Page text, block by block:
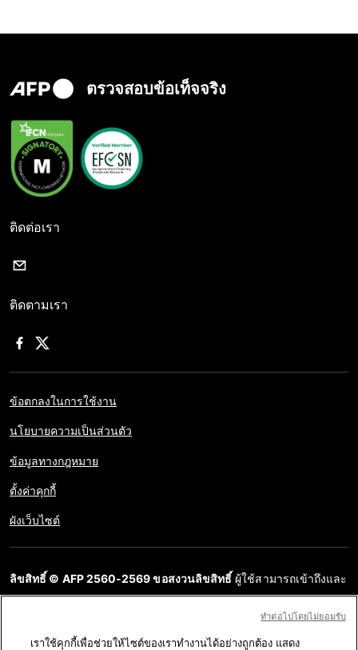
ตรวจสอบข้อเท็จจริง
ติดต่อเรา
ติดตามเรา
ข้อตกลงในการใช้งาน
นโยบายความเป็นส่วนตัว
ข้อมูลทางกฎหมาย
ตั้งค่าคุกกี้
ผังเว็บไซต์
ลิขสิทธิ์ © AFP 2560-2569 ขอสงวนลิขสิทธิ์ ผู้ใช้สามารถเข้าถึงและ
เราใช้คุกกี้เพื่อช่วยให้ไซต์ของเราทำงานได้อย่างถูกต้อง แสดง
ทําต่อไปโดยไม่ยอมรับ